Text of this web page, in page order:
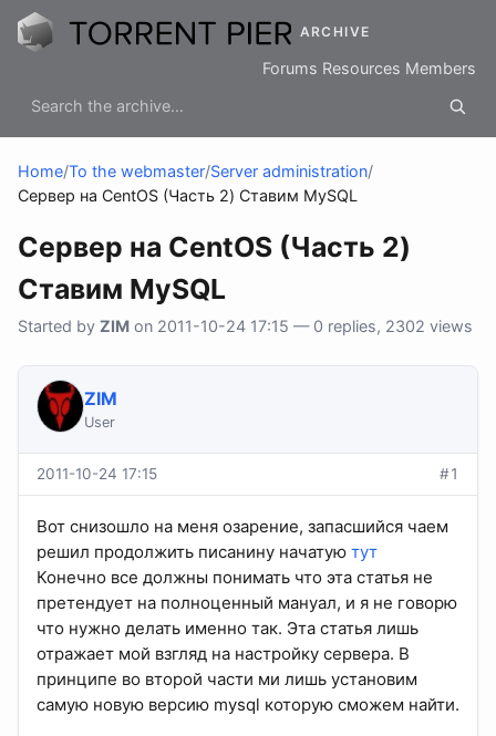
ARCHIVE
Forums Resources Members
Home/To the webmaster/Server administration/
Сервер на CentOS (Часть 2) Ставим MySQL
Сервер на CentOS (Часть 2)
Ставим MySQL
Started by ZIM on 2011-10-24 17:15 — 0 replies, 2302 views
ZIM
User
2011-10-24 17:15 #1
Вот снизошло на меня озарение, запасшийся чаем
решил продолжить писанину начатую тут
Конечно все должны понимать что эта статья не
претендует на полноценный мануал, и я не говорю
что нужно делать именно так. Эта статья лишь
отражает мой взгляд на настройку сервера. В
принципе во второй части ми лишь установим
самую новую версию mysql которую сможем найти.